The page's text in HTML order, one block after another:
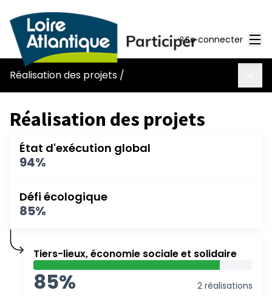
Se connecter
Réalisation des projets /
Réalisation des projets
État d'exécution global
94%
Défi écologique
85%
Tiers-lieux, économie sociale et solidaire
85% 2 réalisations